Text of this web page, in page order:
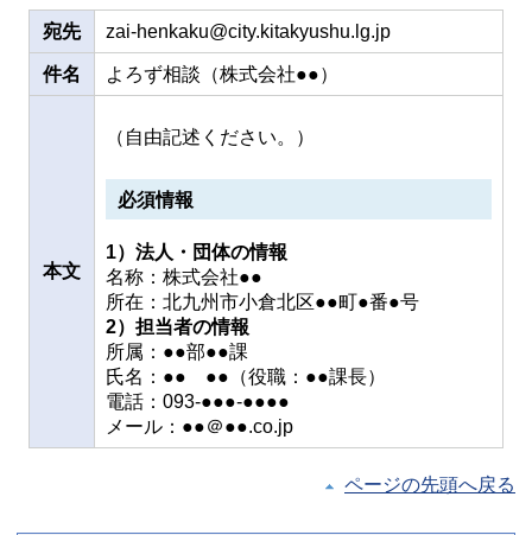
宛先 zai-henkaku@city.kitakyushu.lg.jp
件名 よろず相談（株式会社●●）
本文
（自由記述ください。）
必須情報
1）法人・団体の情報
名称：株式会社●●
所在：北九州市小倉北区●●町●番●号
2）担当者の情報
所属：●●部●●課
氏名：●● ●●（役職：●●課長）
電話：093-●●●-●●●●
メール：●●＠●●.co.jp
ページの先頭へ戻る